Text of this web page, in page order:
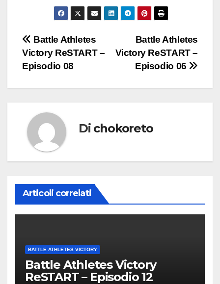
Navigazione
articoli
Battle Athletes
Victory ReSTART –
Episodio 06
Battle Athletes
Victory ReSTART –
Episodio 08
Di chokoreto
Articoli correlati
BATTLE ATHLETES VICTORY
Battle Athletes Victory
ReSTART – Episodio 12